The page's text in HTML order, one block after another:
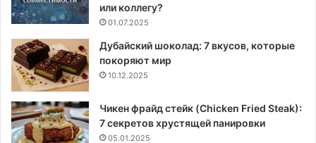
или коллегу?
01.07.2025
Дубайский шоколад: 7 вкусов, которые
покоряют мир
10.12.2025
Чикен фрайд стейк (Chicken Fried Steak):
7 секретов хрустящей панировки
05.01.2025